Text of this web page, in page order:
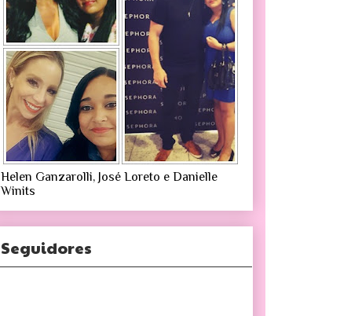
Helen Ganzarolli, José Loreto e Danielle
Winits
Seguidores